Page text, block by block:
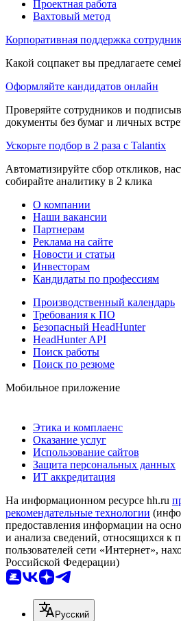
Проектная работа
Вахтовый метод
Корпоративная поддержка
Какой соцпакет вы предлагаете
Оформляйте кандидатов онлайн
Проверяйте сотрудников и
документы без бумаг и личных
Ускорьте подбор в 2 раза с Talantix
Автоматизируйте сбор откликов,
собирайте аналитику в 2 клика
О компании
Наши вакансии
Партнерам
Реклама на сайте
Новости и статьи
Инвесторам
Кандидаты по профессиям
Производственный календарь
Требования к ПО
Безопасный HeadHunter
HeadHunter API
Поиск работы
Поиск по резюме
Мобильное приложение
Этика и комплаенс
Оказание услуг
Использование сайтов
Защита персональных данных
ИТ аккредитация
На информационном ресурсе hh.ru
рекомендательные технологии
предоставления информации на
и анализа сведений, относящихся к
пользователей сети «Интернет»,
Российской Федерации)
Русский